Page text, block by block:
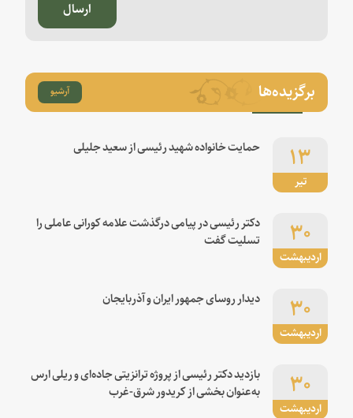
ارسال
برگزیده‌ها آرشیو
تیر
۱۳ حمایت خانواده شهید رئیسی از سعید جلیلی
اردیبهشت
۳۰
دکتر رئیسی در پیامی درگذشت علامه کورانی عاملی را
تسلیت گفت
اردیبهشت
۳۰ دیدار روسای جمهور ایران و آذربایجان
اردیبهشت
۳۰
بازدید دکتر رئیسی از پروژه ترانزیتی جاده‌ای و ریلی ارس
به‌عنوان بخشی از کریدور شرق-غرب